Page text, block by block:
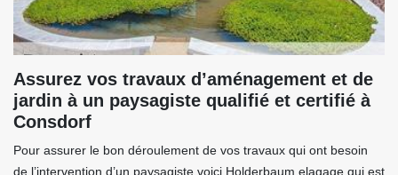
Assurez vos travaux d’aménagement et de
jardin à un paysagiste qualifié et certifié à
Consdorf
Pour assurer le bon déroulement de vos travaux qui ont besoin
de l’intervention d’un paysagiste voici Holderbaum elagage qui est